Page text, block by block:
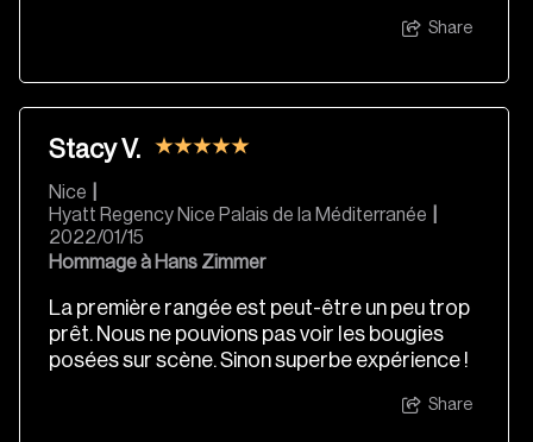
Share
Stacy V.
Nice
Hyatt Regency Nice Palais de la Méditerranée
2022/01/15
Hommage à Hans Zimmer
La première rangée est peut-être un peu trop
prêt. Nous ne pouvions pas voir les bougies
posées sur scène. Sinon superbe expérience !
Share